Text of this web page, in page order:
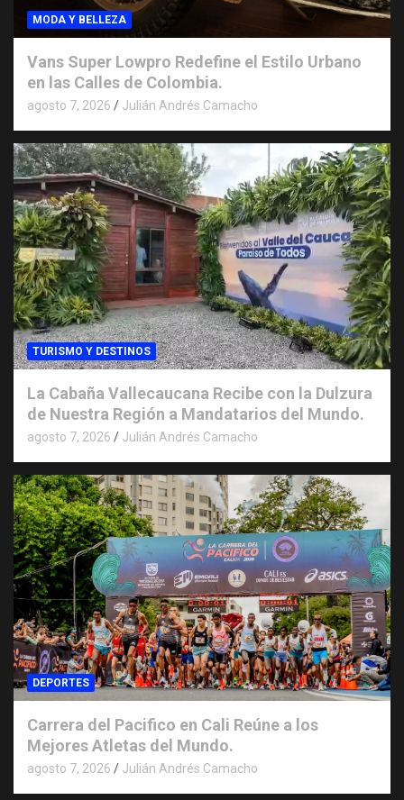
MODA Y BELLEZA
Vans Super Lowpro Redefine el Estilo Urbano
en las Calles de Colombia.
agosto 7, 2026 Julián Andrés Camacho
TURISMO Y DESTINOS
La Cabaña Vallecaucana Recibe con la Dulzura
de Nuestra Región a Mandatarios del Mundo.
agosto 7, 2026 Julián Andrés Camacho
DEPORTES
Carrera del Pacifico en Cali Reúne a los
Mejores Atletas del Mundo.
agosto 7, 2026 Julián Andrés Camacho